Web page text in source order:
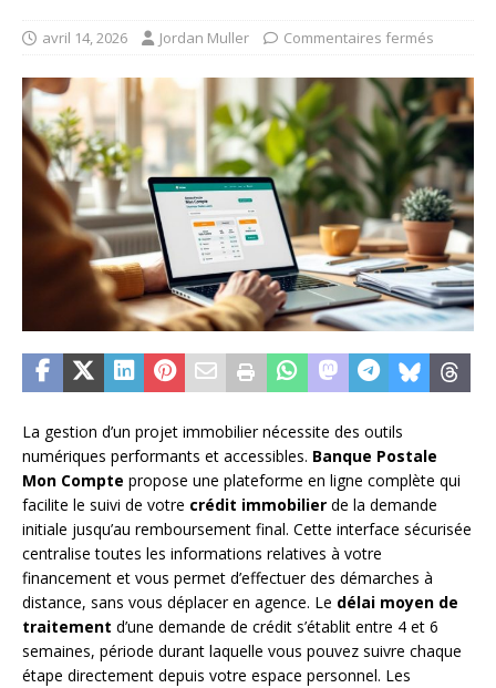
avril 14, 2026 Jordan Muller Commentaires fermés
La gestion d’un projet immobilier nécessite des outils
numériques performants et accessibles. Banque Postale
Mon Compte propose une plateforme en ligne complète qui
facilite le suivi de votre crédit immobilier de la demande
initiale jusqu’au remboursement final. Cette interface sécurisée
centralise toutes les informations relatives à votre
financement et vous permet d’effectuer des démarches à
distance, sans vous déplacer en agence. Le délai moyen de
traitement d’une demande de crédit s’établit entre 4 et 6
semaines, période durant laquelle vous pouvez suivre chaque
étape directement depuis votre espace personnel. Les